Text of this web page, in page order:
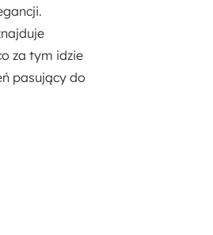
za tym idzie
pasujący do